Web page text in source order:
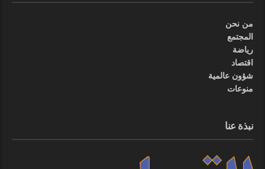
من نحن
المجتمع
رياضة
اقتصاد
شؤون عالمية
منوعات
نبذة عنا